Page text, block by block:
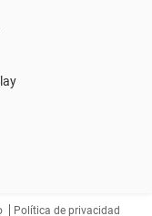
Política de privacidad